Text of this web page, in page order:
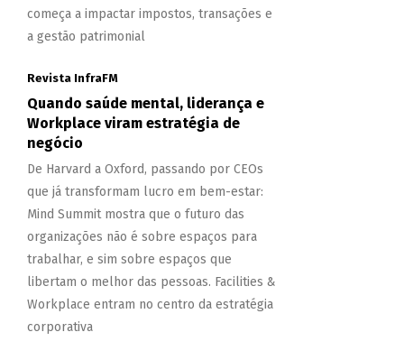
começa a impactar impostos, transações e
a gestão patrimonial
Revista InfraFM
Quando saúde mental, liderança e
Workplace viram estratégia de
negócio
De Harvard a Oxford, passando por CEOs
que já transformam lucro em bem-estar:
Mind Summit mostra que o futuro das
organizações não é sobre espaços para
trabalhar, e sim sobre espaços que
libertam o melhor das pessoas. Facilities &
Workplace entram no centro da estratégia
corporativa